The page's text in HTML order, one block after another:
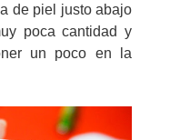
de piel justo abajo
poca cantidad y
un poco en la